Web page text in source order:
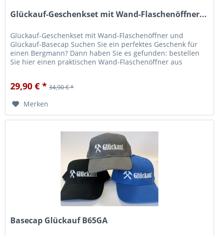
Glückauf-Geschenkset mit Wand-Flaschenöffner...
Glückauf-Geschenkset mit Wand-Flaschenöffner und
Glückauf-Basecap Suchen Sie ein perfektes Geschenk für
einen Bergmann? Dann haben Sie es gefunden: bestellen
Sie hier einen praktischen Wand-Flaschenöffner aus
29,90 € * 34,90 € *
Merken
Basecap Glückauf B65GA